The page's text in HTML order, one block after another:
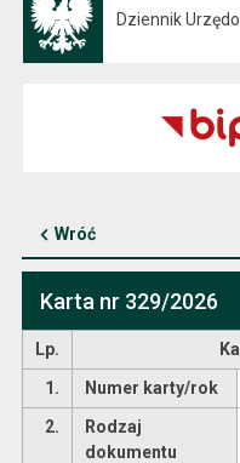
Dziennik
Wróć
Karta nr 329/2026
Lp.
1.
Numer karty/rok
2.
Rodzaj
dokumentu